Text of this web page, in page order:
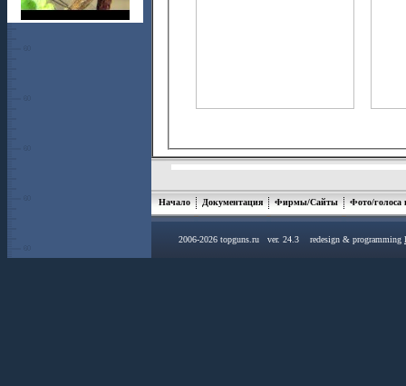
Начало Документация Фирмы/Сайты Фото/голоса
2006-2026 topguns.ru ver. 24.3 redesign & programming